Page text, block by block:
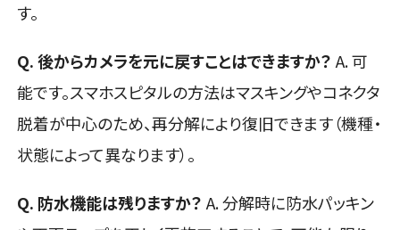
す。
Q. 後からカメラを元に戻すことはできますか？A. 可
能です。スマホスピタルの方法はマスキングやコネクタ
脱着が中心のため、再分解により復旧できます（機種・
状態によって異なります）。
Q. 防水機能は残りますか？A. 分解時に防水パッキン